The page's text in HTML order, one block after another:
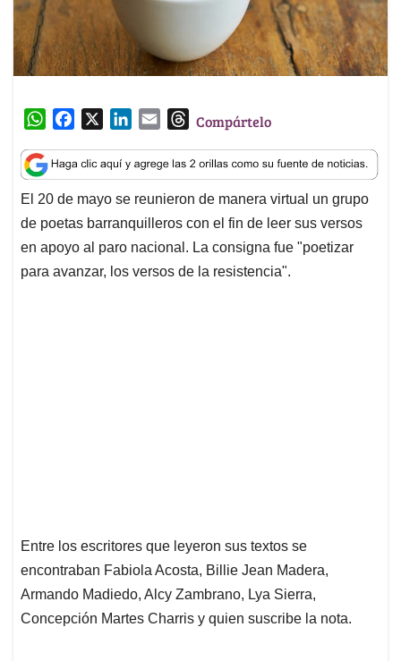
W
a
t
s
A
p
p
c
e
b
o
o
k
n
k
e
d
I
n
a
i
l
T
r
e
a
d
s
Compártelo
El 20 de mayo se reunieron de manera virtual un grupo
de poetas barranquilleros con el fin de leer sus versos
en apoyo al paro nacional. La consigna fue "poetizar
para avanzar, los versos de la resistencia".
Entre los escritores que leyeron sus textos se
encontraban Fabiola Acosta, Billie Jean Madera,
Armando Madiedo, Alcy Zambrano, Lya Sierra,
Concepción Martes Charris y quien suscribe la nota.